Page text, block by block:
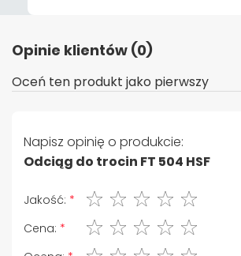
Opinie klientów (0)
Oceń ten produkt jako pierwszy
Napisz opinię o produkcie:
Odciąg do trocin FT 504 HSF
Jakość:
1 gwiazdka
2 gwiazdki
3 gwiazdki4 gwiazdki
Cena:
1 gwiazdka
2 gwiazdki
3 gwiazdki4 gwiazdki
1 gwiazdka
2 gwiazdki
3 gwiazdki4 gwiazdki